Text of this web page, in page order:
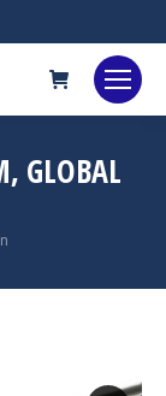
GLOBAL